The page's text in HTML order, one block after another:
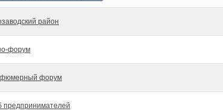
район
форум
форум
предпринимателей